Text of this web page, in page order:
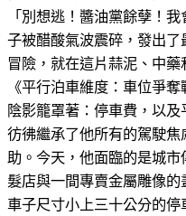
「別想逃！醬油黨餘孽！
子被醋酸氣波震碎，發出了
冒險，就在這片蒜泥、中
《平行泊車維度：車位爭
陰影籠罩著：停車費，以
彷彿繼承了他所有的駕駛
助。今天，他面臨的是城
髮店與一間專賣金屬雕像
車子尺寸小上三十公分的